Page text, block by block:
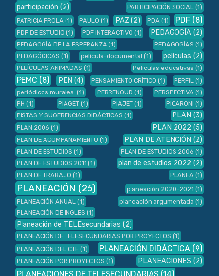
participación (2) PARTICIPACIÓN SOCIAL (1)
PATRICIA FROLA (1) PAULO (1) PAZ (2) PDA (1) PDF (8)
PDF DE ESTUDIO (1) PDF INTERACTIVO (1) PEDAGOGÍA (2)
PEDAGOGÍA DE LA ESPERANZA (1) PEDAGOGÍAS (1)
PEDAGÓGICAS (1) película-documental (1) películas (2)
PELÍCULAS ANIMADAS (1) Películas educativas (1)
PEMC (8) PEN (4) PENSAMIENTO CRÍTICO (1) PERFIL (1)
periódicos murales. (1) PERRENOUD (1) PERSPECTIVA (1)
PH (1) PIAGET (1) PIAJET (1) PICARONI (1)
PISTAS Y SUGERENCIAS DIDÁCTICAS (1) PLAN (3)
PLAN 2006 (1) PLAN 2022 (5)
PLAN DE ACOMPAÑAMIENTO (1) PLAN DE ATENCIÓN (2)
PLAN DE ESTUDIOS (1) PLAN DE ESTUDIOS 2006 (1)
PLAN DE ESTUDIOS 2011 (1) plan de estudios 2022 (2)
PLAN DE TRABAJO (1) PLANEA (1)
PLANEACIÓN (26) planeación 2020-2021 (1)
PLANEACIÓN ANUAL (1) planeación argumentada (1)
PLANEACIÓN DE INGLES (1)
Planeación de TELEsecundarias (2)
PLANEACIÓN DE TELESECUNDARIAS POR PROYECTOS (1)
PLANEACIÓN DEL CTE (1) PLANEACIÓN DIDÁCTICA (9)
PLANEACIÓN POR PROYECTOS (1) PLANEACIONES (2)
PLANEACIONES DE TELESECUNDARIAS (14)